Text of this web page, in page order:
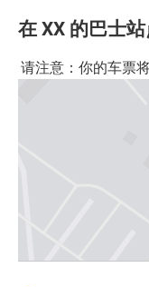
在 XX 的巴士
请注意：你的车票